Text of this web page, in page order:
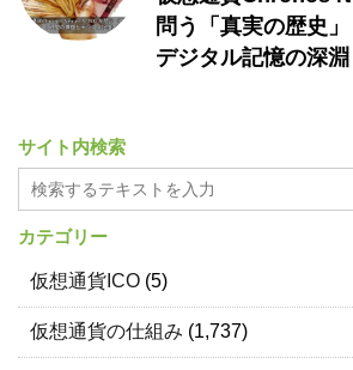
問う「真実の歴史
デジタル記憶の深淵
サイト内検索
カテゴリー
仮想通貨ICO (5)
仮想通貨の仕組み (1,737)